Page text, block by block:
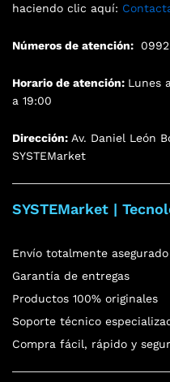
haciendo clic aquí:
Números de atención:
Horario de atención: Lunes
a 19:00
Dirección: Av. Daniel León
SYSTEMarket
SYSTEMarket |
Envío totalmente asegurado
Garantía de entregas
Productos 100% originales
Soporte técnico
Compra fácil, rápido y